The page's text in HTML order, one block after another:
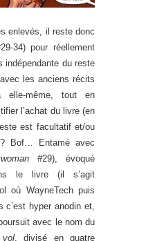
enlevés, il reste donc
34) pour réellement
indépendante du reste
les anciens récits
même, tout en
l’achat du livre (en
est facultatif et/ou
Bof… Entamé avec
#29), évoqué
le livre (il s’agit
où WayneTech puis
c’est hyper anodin et,
avec le nom du
, divisé en quatre